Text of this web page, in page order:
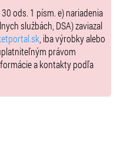
ods. 1 písm. e) nariadenia
službách, DSA) zaviazal
, iba výrobky alebo
právom
a kontakty podľa